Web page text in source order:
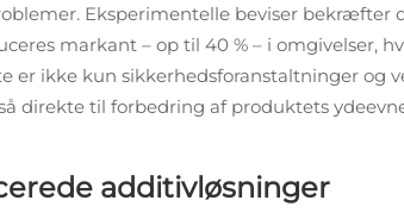
Eksperimentelle beviser bekræfter
markant – op til 40 % – i omgivelser,
er ikke kun sikkerhedsforanstaltninger og
direkte til forbedring af produktets
additivløsninger